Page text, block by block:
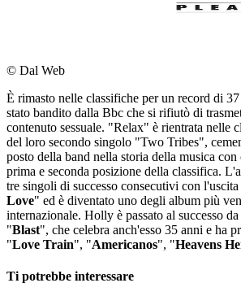
© Dal Web
È rimasto nelle classifiche per un record di 37
stato bandito dalla Bbc che si rifiutò di
contenuto sessuale. "Relax" è rientrata nelle
del loro secondo singolo "Two Tribes",
posto della band nella storia della musica
prima e seconda posizione della classifica.
tre singoli di successo consecutivi con
Love" ed è diventato uno degli album più
internazionale. Holly è passato al successo
"Blast", che celebra anch'esso 35 anni e ha
"Love Train", "Americanos", "Heavens
Ti potrebbe interessare